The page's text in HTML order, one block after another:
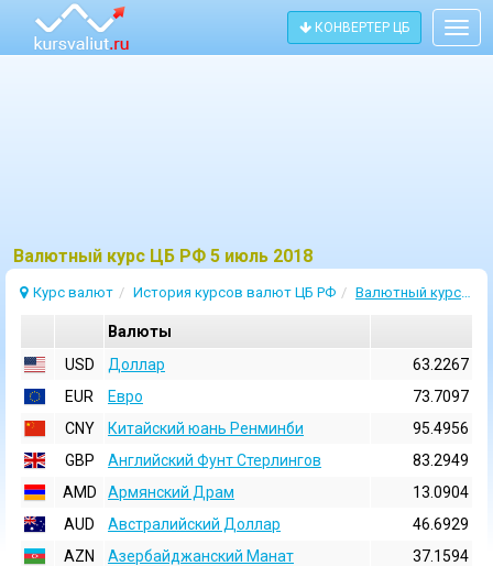
КОНВЕРТЕР ЦБ
Bалютный курс ЦБ РФ 5 июль 2018
Курс валют История курсов валют ЦБ РФ Валютный курс 5 Июль 2018
Валюты
USD
Доллар
63.2267
EUR
Евро
73.7097
CNY
Китайский юань Ренминби
95.4956
GBP
Английский Фунт Стерлингов
83.2949
AMD
Армянский Драм
13.0904
AUD
Австралийский Доллар
46.6929
AZN
Азербайджанский Манат
37.1594